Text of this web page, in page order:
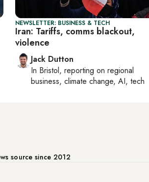
NEWSLETTER: BUSINESS & TECH
Iran: Tariffs, comms blackout,
violence
Jack Dutton
In Bristol, reporting on regional
business, climate change, AI, tech
source since 2012